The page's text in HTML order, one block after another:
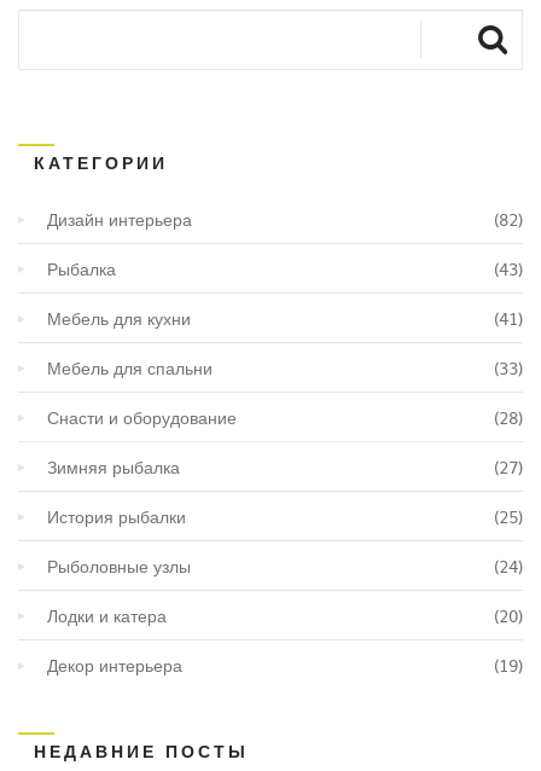
КАТЕГОРИИ
Дизайн интерьера (82)
Рыбалка (43)
Мебель для кухни (41)
Мебель для спальни (33)
Снасти и оборудование (28)
Зимняя рыбалка (27)
История рыбалки (25)
Рыболовные узлы (24)
Лодки и катера (20)
Декор интерьера (19)
НЕДАВНИЕ ПОСТЫ